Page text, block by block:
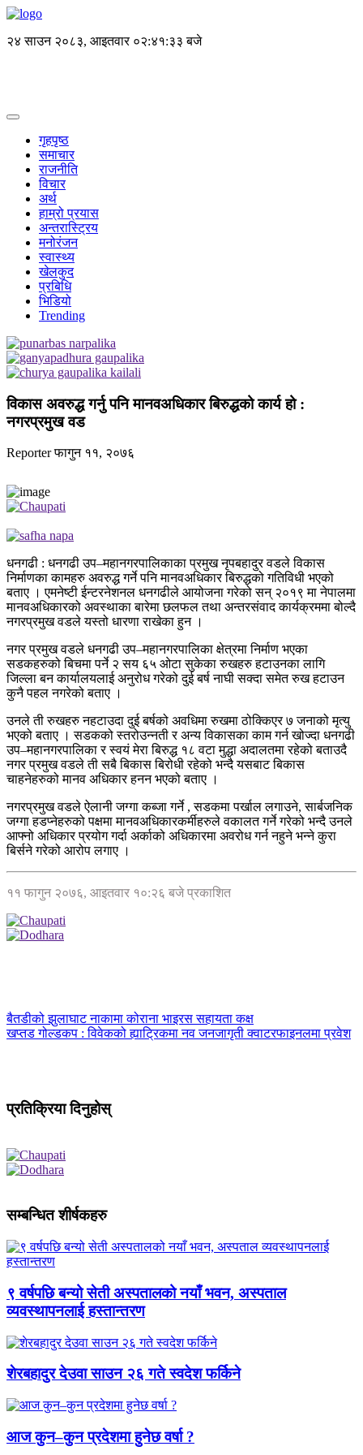
२४ साउन २०८३, आइतवार ०२:४१:३३ बजे
गृहपृष्ठ
समाचार
राजनीति
विचार
अर्थ
हाम्रो प्रयास
अन्तरास्ट्रिय
मनोरंजन
स्वास्थ्य
खेलकुद
प्रबिधि
भिडियो
Trending
विकास अवरुद्ध गर्नु पनि मानवअधिकार बिरुद्धको कार्य हो :
नगरप्रमुख वड
Reporterफागुन ११, २०७६
धनगढी : धनगढी उप–महानगरपालिकाका प्रमुख नृपबहादुर वडले विकास
निर्माणका कामहरु अवरुद्ध गर्ने पनि मानवअधिकार बिरुद्धको गतिविधी भएको
बताए । एमनेष्टी ईन्टरनेशनल धनगढीले आयोजना गरेको सन् २०१९ मा नेपालमा
मानवअधिकारको अवस्थाका बारेमा छलफल तथा अन्तरसंवाद कार्यक्रममा बोल्दै
नगरप्रमुख वडले यस्तो धारणा राखेका हुन ।
नगर प्रमुख वडले धनगढी उप–महानगरपालिका क्षेत्रमा निर्माण भएका
सडकहरुको बिचमा पर्ने २ सय ६५ ओटा सुकेका रुखहरु हटाउनका लागि
जिल्ला बन कार्यालयलाई अनुरोध गरेको दुई बर्ष नाघी सक्दा समेत रुख हटाउन
कुनै पहल नगरेको बताए ।
उनले ती रुखहरु नहटाउदा दुई बर्षको अवधिमा रुखमा ठोक्किएर ७ जनाको मृत्यु
भएको बताए । सडकको स्तरोउन्नती र अन्य विकासका काम गर्न खोज्दा धनगढी
उप–महानगरपालिका र स्वयं मेरा बिरुद्ध १८ वटा मुद्धा अदालतमा रहेको बताउदै
नगर प्रमुख वडले ती सबै बिकास बिरोधी रहेको भन्दै यसबाट बिकास
चाहनेहरुको मानव अधिकार हनन भएको बताए ।
नगरप्रमुख वडले ऐलानी जग्गा कब्जा गर्ने , सडकमा पर्खाल लगाउने, सार्बजनिक
जग्गा हडप्नेहरुको पक्षमा मानवअधिकारकर्मीहरुले वकालत गर्ने गरेको भन्दै उनले
आफ्नो अधिकार प्रयोग गर्दा अर्काको अधिकारमा अवरोध गर्न नहुने भन्ने कुरा
बिर्सने गरेको आरोप लगाए ।
११ फागुन २०७६, आइतवार १०:२६ बजे प्रकाशित
बैतडीको झुलाघाट नाकामा कोराना भाइरस सहायता कक्ष
खप्तड गोल्डकप : विवेकको ह्याट्रिकमा नव जनजागृती क्वाटरफाइनलमा प्रवेश
प्रतिक्रिया दिनुहोस्
सम्बन्धित शीर्षकहरु
९ वर्षपछि बन्यो सेती अस्पतालको नयाँ भवन, अस्पताल
व्यवस्थापनलाई हस्तान्तरण
शेरबहादुर देउवा साउन २६ गते स्वदेश फर्किने
आज कुन–कुन प्रदेशमा हुनेछ वर्षा ?